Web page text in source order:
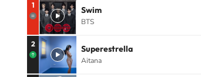
1 Swim
BTS
2 Superestrella
Aitana